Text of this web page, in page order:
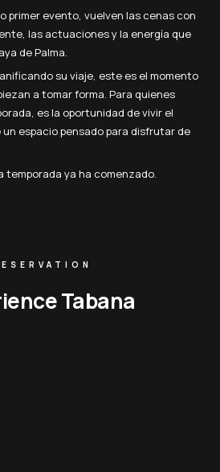
primer evento, vuelven las cenas con
las actuaciones y la energía que
de Palma.
su viaje, este es el momento
a tomar forma. Para quienes
es la oportunidad de vivir el
espacio pensado para disfrutar de
temporada ya ha comenzado.
Tabana